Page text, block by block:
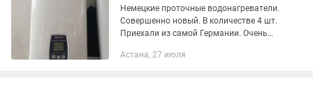
Немецкие проточные водонагреватели.
Совершенно новый. В количестве 4 шт.
Приехали из самой Германии. Очень
годы. На 380,420,ВТ.
Астана, 27 июля